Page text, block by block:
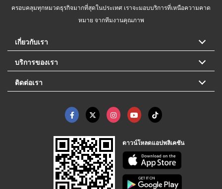
ครอบคลุมทุกหมวดธุรกิจมากที่สุดในประเทศ เราจะมอบบริการที่เหนือความคาด
หมาย จากทีมงานคุณภาพ
เกี่ยวกับเรา
บริการของเรา
ติดต่อเรา
ดาวน์โหลดแอปพลิเคชัน